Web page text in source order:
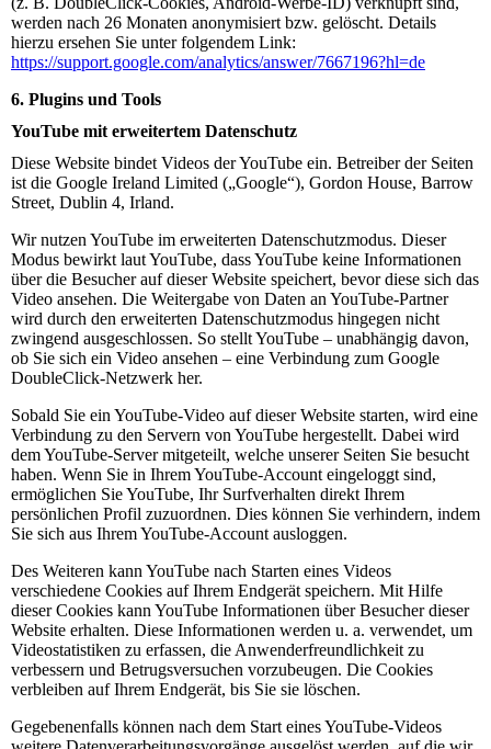
werden nach 26 Monaten anonymisiert bzw. gelöscht. Details
hierzu ersehen Sie unter folgendem Link:
https://support.google.com/analytics/answer/7667196?hl=de
6. Plugins und Tools
YouTube mit erweitertem Datenschutz
Diese Website bindet Videos der YouTube ein. Betreiber der Seiten
ist die Google Ireland Limited („Google“), Gordon House, Barrow
Street, Dublin 4, Irland.
Wir nutzen YouTube im erweiterten Datenschutzmodus. Dieser
Modus bewirkt laut YouTube, dass YouTube keine Informationen
über die Besucher auf dieser Website speichert, bevor diese sich das
Video ansehen. Die Weitergabe von Daten an YouTube-Partner
wird durch den erweiterten Datenschutzmodus hingegen nicht
zwingend ausgeschlossen. So stellt YouTube – unabhängig davon,
ob Sie sich ein Video ansehen – eine Verbindung zum Google
DoubleClick-Netzwerk her.
Sobald Sie ein YouTube-Video auf dieser Website starten, wird eine
Verbindung zu den Servern von YouTube hergestellt. Dabei wird
dem YouTube-Server mitgeteilt, welche unserer Seiten Sie besucht
haben. Wenn Sie in Ihrem YouTube-Account eingeloggt sind,
ermöglichen Sie YouTube, Ihr Surfverhalten direkt Ihrem
persönlichen Profil zuzuordnen. Dies können Sie verhindern, indem
Sie sich aus Ihrem YouTube-Account ausloggen.
Des Weiteren kann YouTube nach Starten eines Videos
verschiedene Cookies auf Ihrem Endgerät speichern. Mit Hilfe
dieser Cookies kann YouTube Informationen über Besucher dieser
Website erhalten. Diese Informationen werden u. a. verwendet, um
Videostatistiken zu erfassen, die Anwenderfreundlichkeit zu
verbessern und Betrugsversuchen vorzubeugen. Die Cookies
verbleiben auf Ihrem Endgerät, bis Sie sie löschen.
Gegebenenfalls können nach dem Start eines YouTube-Videos